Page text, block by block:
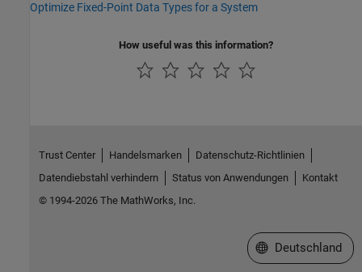
Optimize Fixed-Point Data Types for a System
How useful was this information?
Trust Center Handelsmarken
Datenschutz-Richtlinien
Datendiebstahl verhindern
Status von Anwendungen
Kontakt
© 1994-2026 The MathWorks, Inc.
Website auswählen
Deutschland